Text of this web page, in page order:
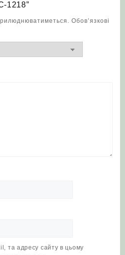
1218”
Обов’язкові
та адресу сайту в цьому